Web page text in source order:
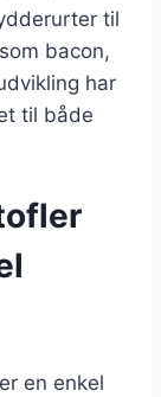
til
bacon,
har
til både
en enkel